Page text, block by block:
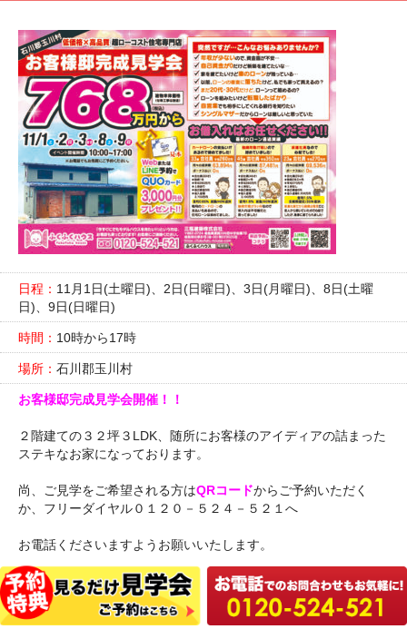
日程： 11月1日(土曜日)、2日(日曜日)、3日(月曜日)、8日(土曜
日)、9日(日曜日)
時間： 10時から17時
場所： 石川郡玉川村
お客様邸完成見学会開催！！
２階建ての３２坪３LDK、随所にお客様のアイディアの詰まった
ステキなお家になっております。
尚、ご見学をご希望される方はQRコードからご予約いただく
か、フリーダイヤル０１２０－５２４－５２１へ
お電話くださいますようお願いいたします。